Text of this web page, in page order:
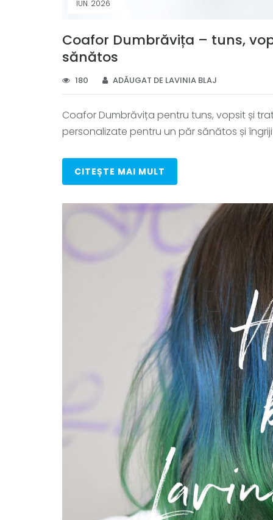
IUN. 2026
Coafor Dumbrăvița – tuns,
sănătos
180 ADĂUGAT DE LAVINIA BLAJ
Coafor Dumbrăvița pentru tuns, vopsit și
personalizate pentru un păr sănătos și
CITEȘTE MAI MULT